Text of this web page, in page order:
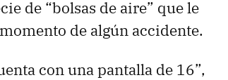
de “bolsas de aire” que le
de algún accidente.
con una pantalla de 16”,